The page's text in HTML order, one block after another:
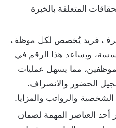
المتعلقة بالخبرة
فريد يُخصص لكل موظف
ويساعد هذا الرقم في
مما يسهل عمليات
الحضور والانصراف،
والرواتب والمزايا.
أحد العناصر المهمة لضمان